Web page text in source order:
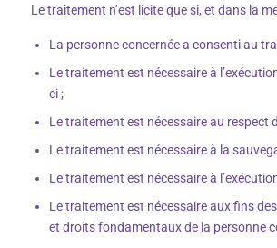
Le traitement n’est licite que si, et dans la
La personne concernée a consenti au
Le traitement est nécessaire à
ci ;
Le traitement est nécessaire au respect
Le traitement est nécessaire à la
Le traitement est nécessaire à
Le traitement est nécessaire aux fins
et droits fondamentaux de la personne